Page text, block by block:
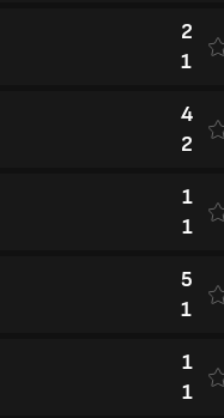
2
1
4
2
1
1
5
1
1
1